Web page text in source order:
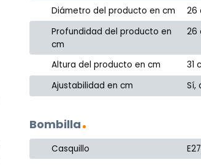
Diámetro del producto en cm
26
Profundidad del producto en
cm
26
Altura del producto en cm
31
Ajustabilidad en cm
Sí,
Bombilla
Casquillo